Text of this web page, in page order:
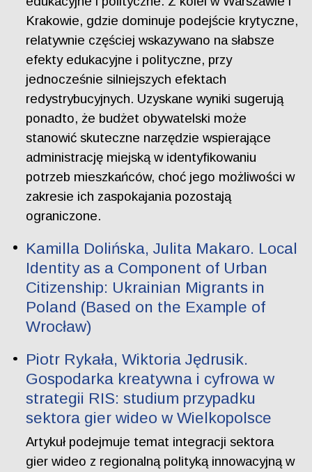
Krakowie, gdzie dominuje podejście krytyczne,
relatywnie częściej wskazywano na słabsze
efekty edukacyjne i polityczne, przy
jednocześnie silniejszych efektach
redystrybucyjnych. Uzyskane wyniki sugerują
ponadto, że budżet obywatelski może
stanowić skuteczne narzędzie wspierające
administrację miejską w identyfikowaniu
potrzeb mieszkańców, choć jego możliwości w
zakresie ich zaspokajania pozostają
ograniczone.
Kamilla Dolińska, Julita Makaro. Local
Identity as a Component of Urban
Citizenship: Ukrainian Migrants in
Poland (Based on the Example of
Wrocław)
Piotr Rykała, Wiktoria Jędrusik.
Gospodarka kreatywna i cyfrowa w
strategii RIS: studium przypadku
sektora gier wideo w Wielkopolsce
Artykuł podejmuje temat integracji sektora
gier wideo z regionalną polityką innowacyjną w